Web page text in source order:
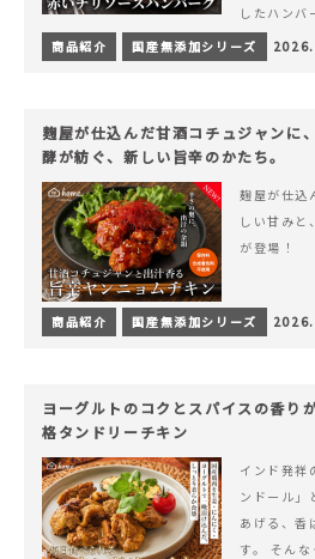
したハンバ
コク深い旨
&hellip; 続
商品紹介 国産無添加シリーズ
麹屋が仕込んだ甘酒コチュジャンに
酵が紡ぐ、新しい旨辛のかたち。
麹屋が仕込
しい甘みと
が登場！
商品紹介 国産無添加シリーズ
ヨーグルトのコクとスパイスの香り
格タンドリーチキン
インド発祥
ンドール」
あげる、香
す。 そん